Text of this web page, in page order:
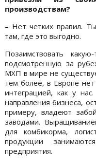
производствам?
– Нет четких правил.
там, где это выгодно.
Позаимствовать
подсмотренную за
МХП в мире не
тем более, в Европе
интеграцией, как у
направления бизнеса,
примеру, владеют
заводами.
для комбикорма,
продукции
предприятия.